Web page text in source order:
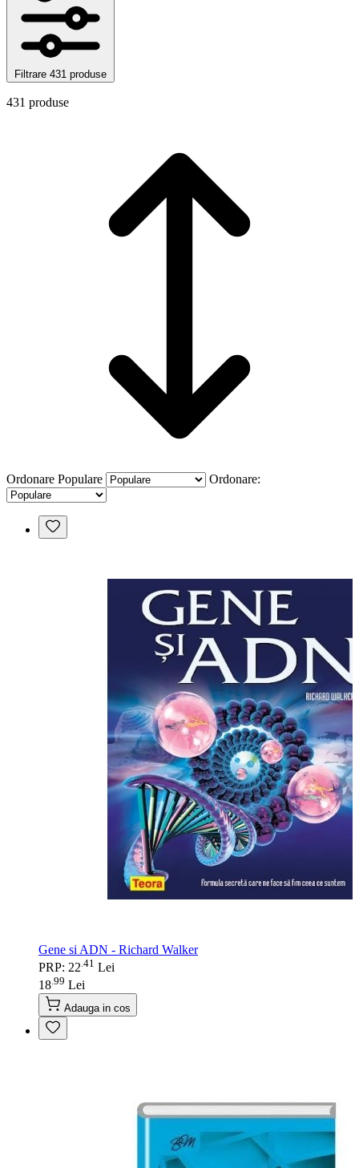
Filtrare 431 produse
431 produse
Ordonare Populare Ordonare:
Gene si ADN - Richard Walker
PRP: 22 41 Lei
18 99 Lei
Adauga in cos